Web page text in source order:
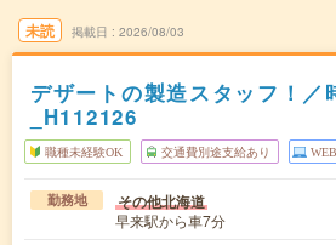
未読 掲載日 2026/08/03
デザートの製造スタッフ！／
_H112126
職種未経験OK 交通費別途支給あり
勤務地 その他北海道
早来駅から車7分